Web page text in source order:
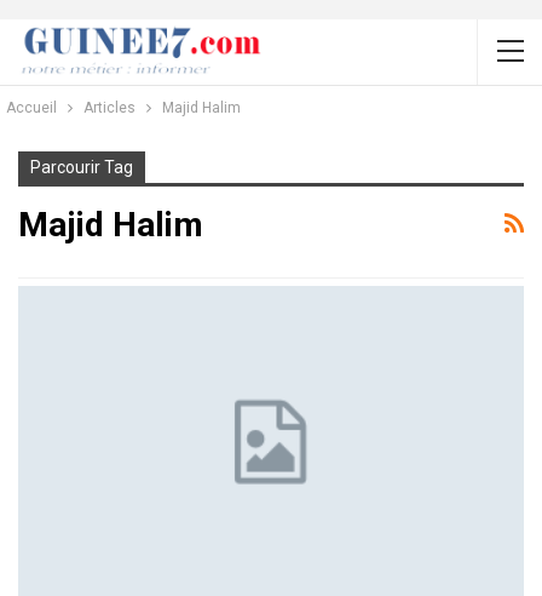
Accueil Articles Majid Halim
Parcourir Tag
Majid Halim